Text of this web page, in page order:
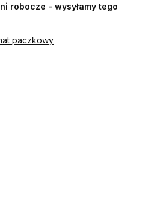
robocze - wysyłamy tego
paczkowy